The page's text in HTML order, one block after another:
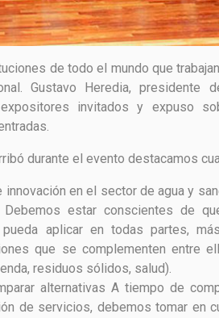
de todo el mundo que
Gustavo Heredia, presidente
invitados y expuso
durante el evento destacamos
innovación en el sector de agua y
Debemos estar conscientes de
aplicar en todas partes,
que se complementen entre
residuos sólidos, salud).
alternativas A tiempo de
de servicios, debemos tomar en